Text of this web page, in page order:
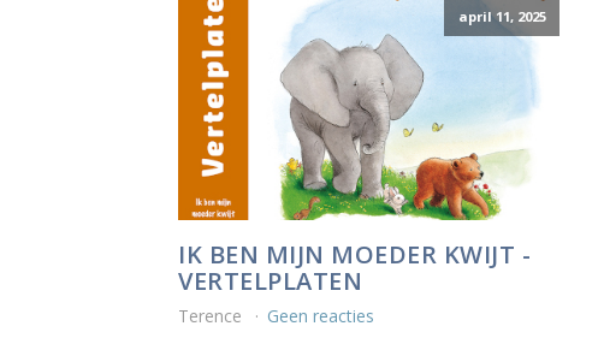
april 11, 2025
IK BEN MIJN MOEDER KWIJT -
VERTELPLATEN
Terence Geen reacties